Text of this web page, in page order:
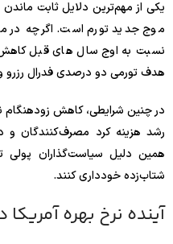
یکی از مهم‌ترین دلایل ثابت ماندن
موج جدید تورم است. اگرچه در
نسبت به اوج سال‌ های قبل
هدف تورمی دو درصدی فدرال رزرو
در چنین شرایطی، کاهش زودهنگام
رشد هزینه‌ کرد مصرف‌کنندگان و
همین دلیل سیاست‌گذاران پولی
شتاب‌زده خودداری کنند.
آینده نرخ بهره آمریکا